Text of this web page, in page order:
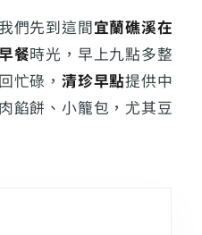
們先到這間宜蘭礁溪在
餐時光，早上九點多整
忙碌， 清珍早點提供中
餡餅、小籠包，尤其豆